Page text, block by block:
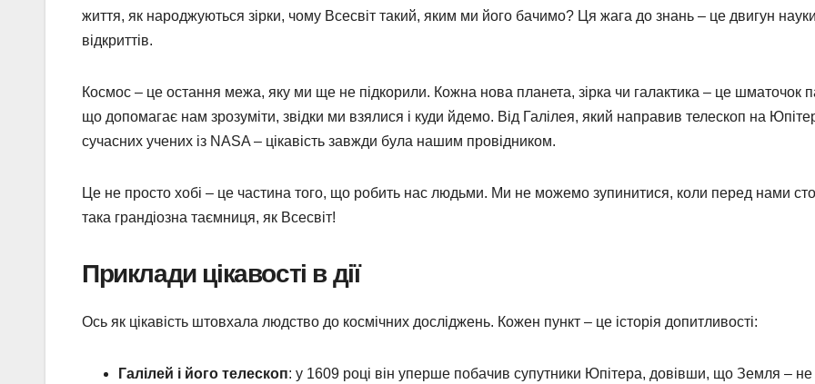
життя, як народжуються зірки, чому Всесвіт такий, яким ми його бачимо? Ця жага до знань – це двигун
відкриттів.
Космос – це остання межа, яку ми ще не підкорили. Кожна нова планета, зірка чи галактика – це шматочок
що допомагає нам зрозуміти, звідки ми взялися і куди йдемо. Від Галілея, який направив телескоп на
сучасних учених із NASA – цікавість завжди була нашим провідником.
Це не просто хобі – це частина того, що робить нас людьми. Ми не можемо зупинитися, коли перед нами
така грандіозна таємниця, як Всесвіт!
Приклади цікавості в дії
Ось як цікавість штовхала людство до космічних досліджень. Кожен пункт – це історія допитливості:
Галілей і його телескоп: у 1609 році він уперше побачив супутники Юпітера, довівши, що Земля – не